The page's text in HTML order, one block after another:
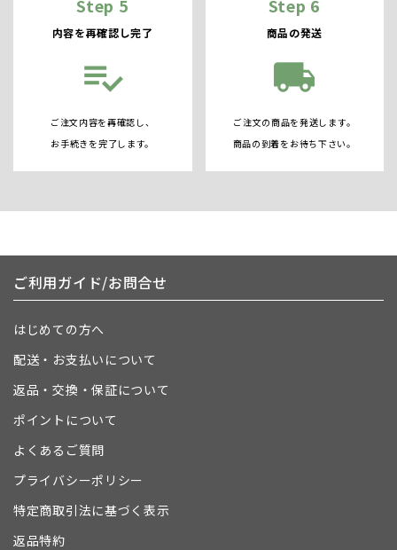
Step 5
内容を再確認し完了
playlist_add_check
ご注文内容を再確認し、
お手続きを完了します。
Step 6
商品の発送
local_shipping
ご注文の商品を発送します。
商品の到着をお待ち下さい。
ご利用ガイド/お問合せ
はじめての方へ
配送・お支払いについて
返品・交換・保証について
ポイントについて
よくあるご質問
プライバシーポリシー
特定商取引法に基づく表示
返品特約